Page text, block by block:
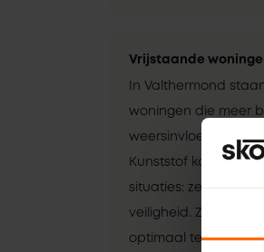
Vrijstaande
In Valthermond
woningen die meer
weersinvloeden en
Kunststof kozijnen
situaties: ze bieden
veiligheid. Zo
optimaal tegen de